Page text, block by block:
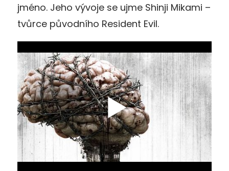
jméno. Jeho vývoje se ujme Shinji Mikami –
tvůrce původního Resident Evil.